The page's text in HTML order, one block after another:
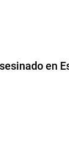
en